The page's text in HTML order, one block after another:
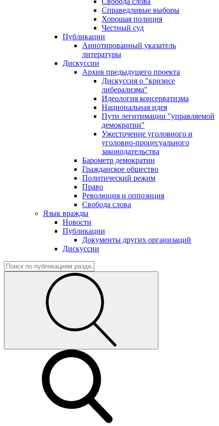
Справедливые выборы
Хорошая полиция
Честный суд
Публикации
Аннотированный указатель
литературы
Дискуссии
Архив предыдущего проекта
Дискуссия о "кризисе
либерализма"
Идеология консерватизма
Национальная идея
Пути легитимации "управляемой
демократии"
Ужесточение уголовного и
уголовно-процесуального
законодательства
Барометр демократии
Гражданское общество
Политический режим
Право
Революция и оппозиция
Свобода слова
Язык вражды
Новости
Публикации
Документы других организаций
Дискуссии